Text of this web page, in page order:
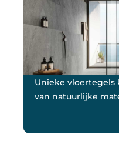
Unieke
van natuurlijke